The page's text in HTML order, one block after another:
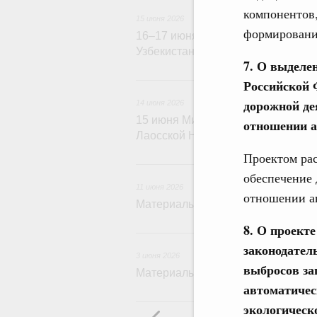
7. О
Российской
дорожной
отношении
Проектом
отношении
8. О
выбросов
16–17 июня Михаил Мишустин
Узбекистан
14
15 июня Михаил Мишустин
Лаосской Народно-
Материалы к заседанию
Материалы к заседанию
1